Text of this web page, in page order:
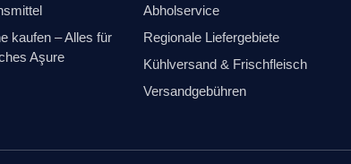
kaufen – Alles für
Aşure
Abholservice
Regionale Liefergebiete
Kühlversand & Frischfleisch
Versandgebühren